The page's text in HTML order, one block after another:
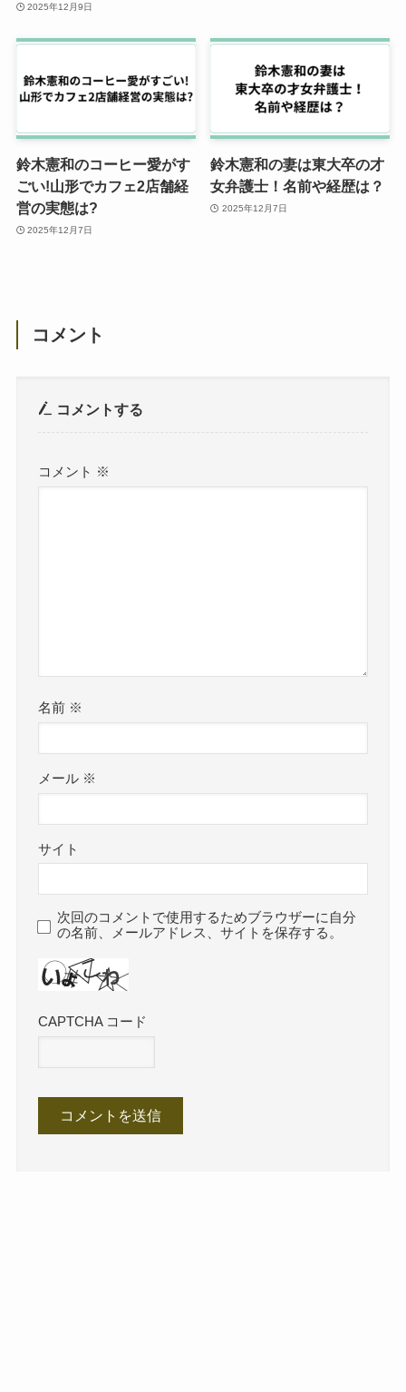
2025年12月9日
鈴木憲和のコーヒー愛がす
ごい!山形でカフェ2店舗経
営の実態は?
2025年12月7日
鈴木憲和の妻は東大卒の才
女弁護士！名前や経歴は？
2025年12月7日
コメント
コメントする
コメント ※
名前 ※
メール ※
サイト
次回のコメントで使用するためブラウザーに自分
の名前、メールアドレス、サイトを保存する。
CAPTCHA コード